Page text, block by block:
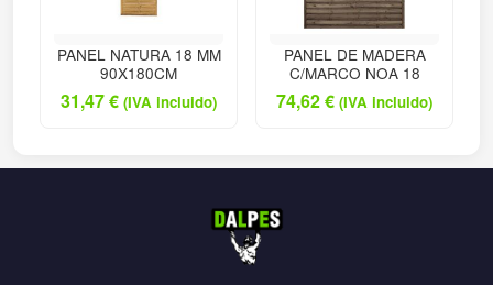
PANEL NATURA 18 MM
90X180CM
31,47€ (IVA incluido)
PANEL DE MADERA
C/MARCO NOA 18
74,62€ (IVA incluido)